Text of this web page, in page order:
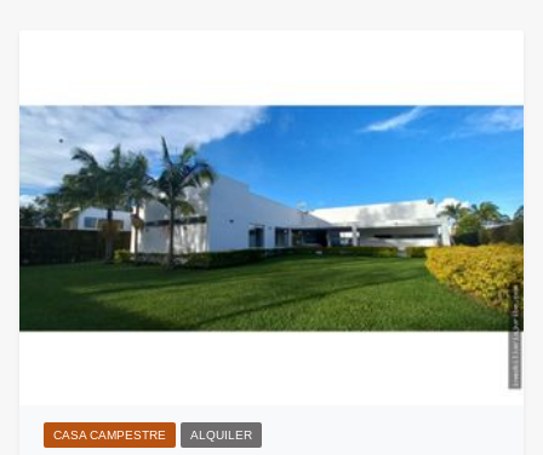
CASA CAMPESTRE ALQUILER